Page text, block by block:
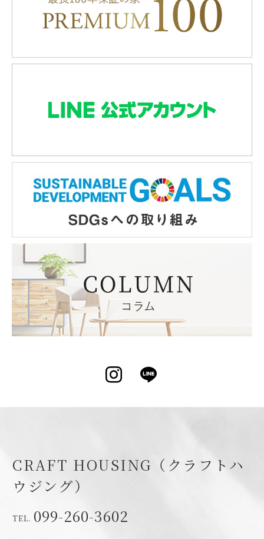
Instagram
CRAFT HOUSING（クラフトハ
ウジング）
099-260-3602